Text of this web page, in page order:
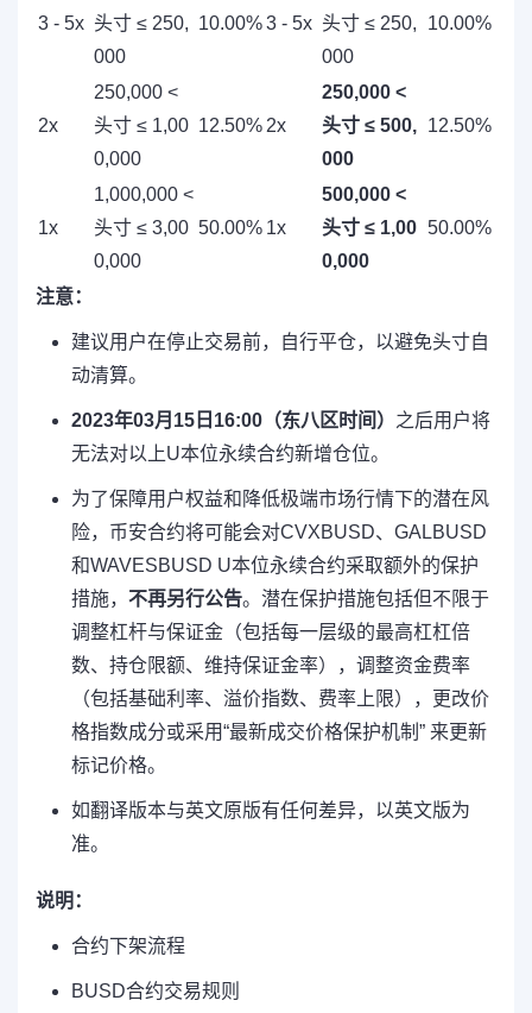
3 - 5x 头寸 ≤ 250,
000
10.00%3 - 5x 头寸 ≤ 250,
000
10.00%
2x
250,000 <
头寸 ≤ 1,00
0,000
12.50% 2x
250,000 <
头寸 ≤ 500,
000
12.50%
1x
1,000,000 <
头寸 ≤ 3,00
0,000
50.00% 1x
500,000 <
头寸 ≤ 1,00
0,000
50.00%
注意：
建议用户在停止交易前，自行平仓，以避免头寸自
动清算。
2023年03月15日16:00（东八区时间） 之后用户将
无法对以上U本位永续合约新增仓位。
为了保障用户权益和降低极端市场行情下的潜在风
险，币安合约将可能会对CVXBUSD、GALBUSD
和WAVESBUSD U本位永续合约采取额外的保护
措施， 不再另行公告。潜在保护措施包括但不限于
调整杠杆与保证金（包括每一层级的最高杠杠倍
数、持仓限额、维持保证金率），调整资金费率
（包括基础利率、溢价指数、费率上限），更改价
格指数成分或采用“最新成交价格保护机制” 来更新
标记价格。
如翻译版本与英文原版有任何差异，以英文版为
准。
说明：
合约下架流程
BUSD合约交易规则